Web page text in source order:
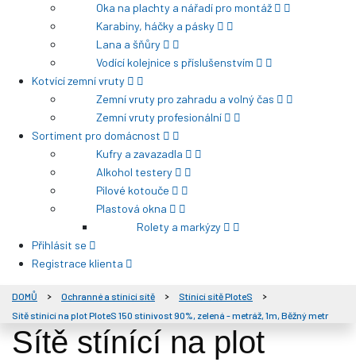
Oka na plachty a nářadí pro montáž
Karabiny, háčky a pásky
Lana a šňůry
Vodící kolejnice s příslušenstvím
Kotvící zemní vruty
Zemní vruty pro zahradu a volný čas
Zemní vruty profesionální
Sortiment pro domácnost
Kufry a zavazadla
Alkohol testery
Pilové kotouče
Plastová okna
Rolety a markýzy
Přihlásit se
Registrace klienta
DOMŮ Ochranné a stínící sítě
Stínící sítě PloteS
Sítě stínící na plot PloteS 150 stínivost 90%, zelená - metráž, 1m, Běžný metr
Sítě stínící na plot